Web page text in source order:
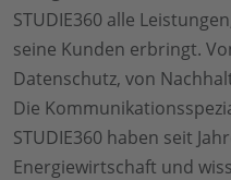
STUDIE360 alle
seine Kunden erbringt.
Datenschutz, von
Die
STUDIE360 haben seit
Energiewirtschaft und